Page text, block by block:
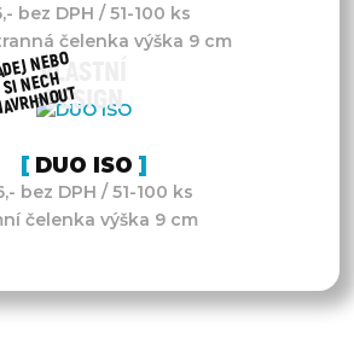
bez DPH / 51-100 ks
čelenka výška 9 cm
VLASTNÍ
DESIGN
NEBO
SI NECH
DUO ISO
bez DPH / 51-100 ks
čelenka výška 9 cm